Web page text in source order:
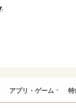
アプリ・ゲーム 特